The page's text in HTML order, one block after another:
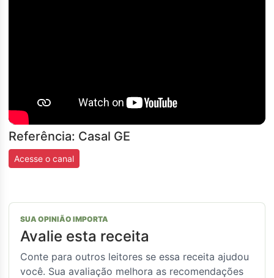
Referência: Casal GE
Acesse o canal
SUA OPINIÃO IMPORTA
Avalie esta receita
Conte para outros leitores se essa receita ajudou
você. Sua avaliação melhora as recomendações